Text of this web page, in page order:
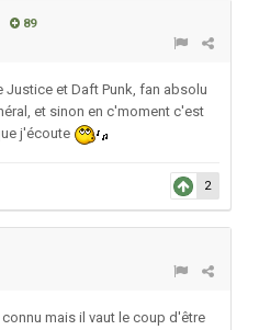
89
et Daft Punk, fan absolu
et sinon en c'moment c'est
j'écoute
2
mais il vaut le coup d'être